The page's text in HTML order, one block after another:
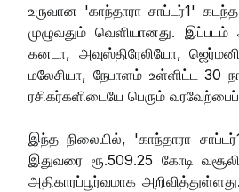
உருவான 'காந்தாரா சாப்டர்1'
முழுவதும் வெளியானது. இப்படம்
கனடா, அவுஸ்திரேலியோ,
மலேசியா, நேபாளம் உள்ளிட்ட 30
ரசிகர்களிடையே பெரும்
இந்த நிலையில், 'காந்தாரா
இதுவரை ரூ.509.25 கோடி
அதிகாரப்பூர்வமாக